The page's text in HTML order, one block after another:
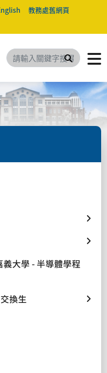
教務處舊網頁
搜尋
大學 - 半導體學程
換生